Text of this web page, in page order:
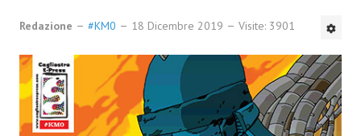
Contest
Prossimamente
Spazio Cagliostro@Lucca 2014
Redazione #KM0 18 Dicembre 2019 Visite: 3901